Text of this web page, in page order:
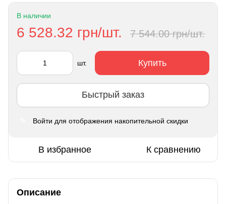
В наличии
6 528.32 грн/шт. 7 544.00 грн/шт.
шт. Купить
Быстрый заказ
Войти для отображения накопительной скидки
В избранное К сравнению
Описание